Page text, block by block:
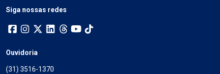
Siga nossas redes
Ouvidoria
(31) 3516-1370